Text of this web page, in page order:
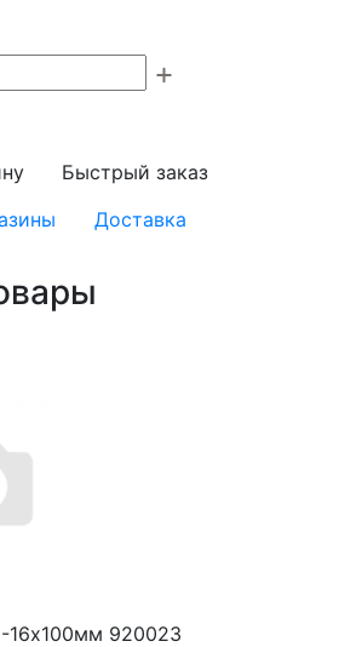
Быстрый заказ
Доставка
16х100мм 920023